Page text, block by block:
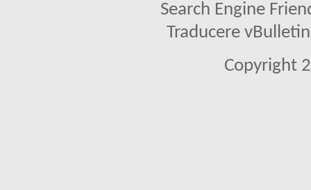
Search Engine
Traducere
Copyright